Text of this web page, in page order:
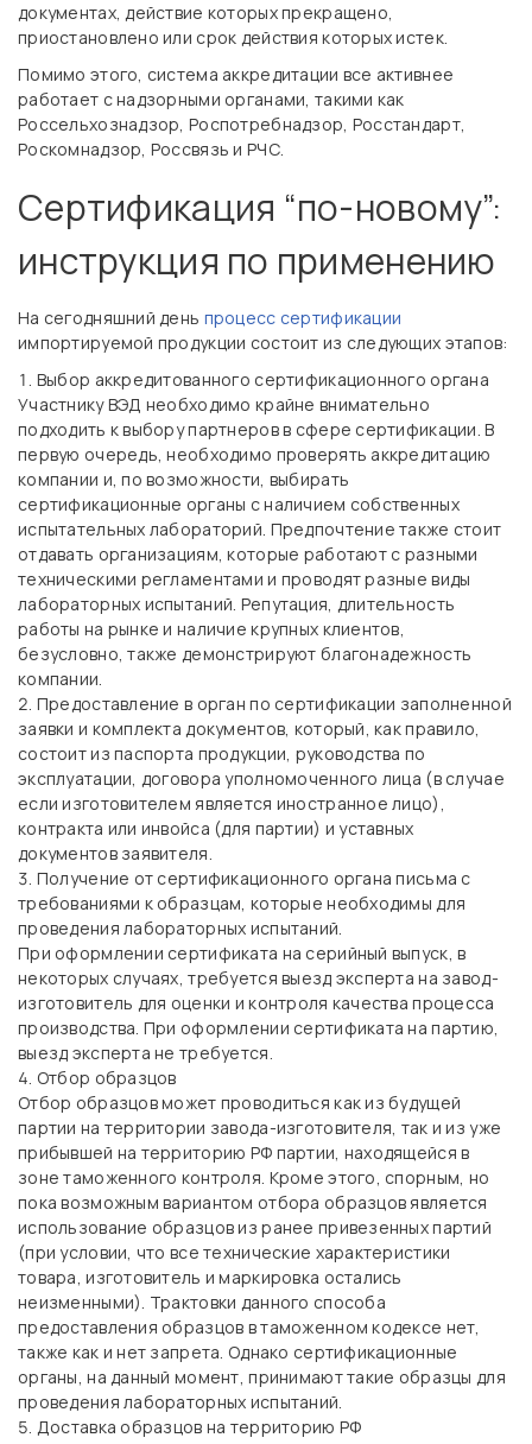
документах, действие которых прекращено,
приостановлено или срок действия которых истек.
Помимо этого, система аккредитации все активнее
работает с надзорными органами, такими как
Россельхознадзор, Роспотребнадзор, Росстандарт,
Роскомнадзор, Россвязь и РЧС.
Сертификация “по-новому”:
инструкция по применению
На сегодняшний день процесс сертификации
импортируемой продукции состоит из следующих этапов:
Выбор аккредитованного сертификационного органа
Участнику ВЭД необходимо крайне внимательно
подходить к выбору партнеров в сфере сертификации. В
первую очередь, необходимо проверять аккредитацию
компании и, по возможности, выбирать
сертификационные органы с наличием собственных
испытательных лабораторий. Предпочтение также стоит
отдавать организациям, которые работают с разными
техническими регламентами и проводят разные виды
лабораторных испытаний. Репутация, длительность
работы на рынке и наличие крупных клиентов,
безусловно, также демонстрируют благонадежность
компании.
Предоставление в орган по сертификации заполненной
заявки и комплекта документов, который, как правило,
состоит из паспорта продукции, руководства по
эксплуатации, договора уполномоченного лица (в случае
если изготовителем является иностранное лицо),
контракта или инвойса (для партии) и уставных
документов заявителя.
Получение от сертификационного органа письма с
требованиями к образцам, которые необходимы для
проведения лабораторных испытаний.
При оформлении сертификата на серийный выпуск, в
некоторых случаях, требуется выезд эксперта на завод-
изготовитель для оценки и контроля качества процесса
производства. При оформлении сертификата на партию,
выезд эксперта не требуется.
Отбор образцов
Отбор образцов может проводиться как из будущей
партии на территории завода-изготовителя, так и из уже
прибывшей на территорию РФ партии, находящейся в
зоне таможенного контроля. Кроме этого, спорным, но
пока возможным вариантом отбора образцов является
использование образцов из ранее привезенных партий
(при условии, что все технические характеристики
товара, изготовитель и маркировка остались
неизменными). Трактовки данного способа
предоставления образцов в таможенном кодексе нет,
также как и нет запрета. Однако сертификационные
органы, на данный момент, принимают такие образцы для
проведения лабораторных испытаний.
Доставка образцов на территорию РФ